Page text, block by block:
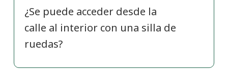
¿Se puede acceder desde la
calle al interior con una silla de
ruedas?